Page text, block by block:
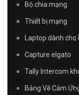
Bộ chia mạng
Thiết bị mạng
Laptop dành
Capture elgato
Tally Intercom
Bảng Vẽ Cảm